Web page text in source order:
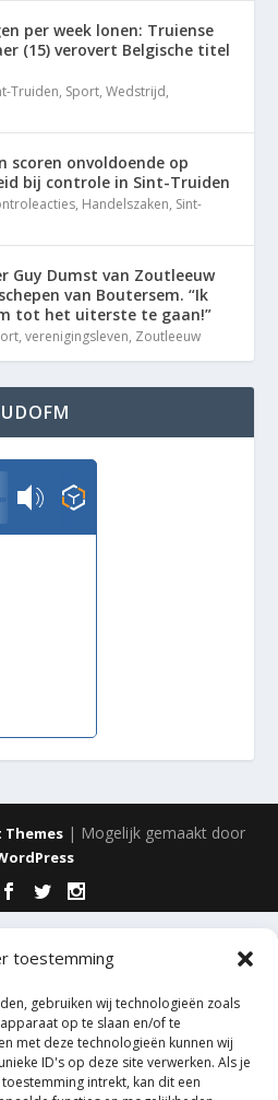
toestemming
gebruiken wij technologieën zoals
op te slaan en/of te
met deze technologieën kunnen wij
ID's op deze site verwerken. Als je
intrekt, kan dit een
per week lonen: Truiense
(15) verovert Belgische titel
Truiden, Sport,Wedstrijd,
scoren onvoldoende op
bij controle in Sint-Truiden
, Handelszaken, Sint-
Guy Dumst van Zoutleeuw
van Boutersem. “Ik
tot het uiterste te gaan!”
,verenigingsleven, Zoutleeuw
TrudoFM
Themes| Mogelijk gemaakt door